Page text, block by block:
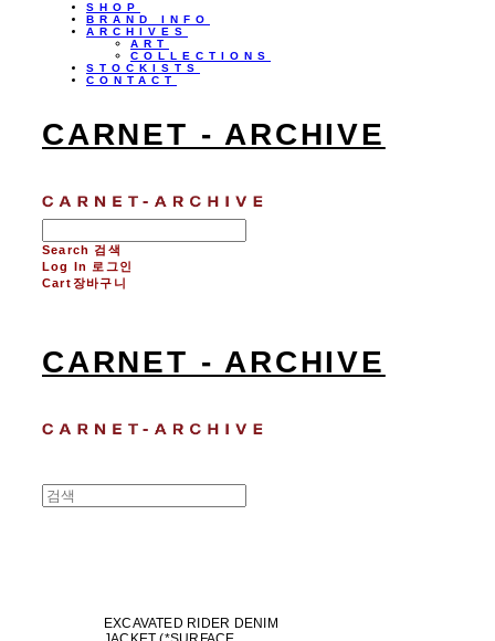
SHOP
BRAND INFO
ARCHIVES
ART
COLLECTIONS
STOCKISTS
CONTACT
CARNET - ARCHIVE
Search 검색
Log In
로그인
Cart장바구니
CARNET - ARCHIVE
EXCAVATED RIDER DENIM